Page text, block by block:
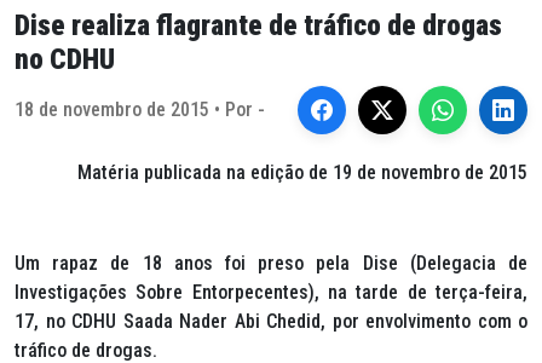
Dise realiza flagrante de tráfico de drogas
no CDHU
18 de novembro de 2015 • Por -
Matéria publicada na edição de 19 de novembro de 2015
Um rapaz de 18 anos foi preso pela Dise (Delegacia de
Investigações Sobre Entorpecentes), na tarde de terça-feira,
17, no CDHU Saada Nader Abi Chedid, por envolvimento com o
tráfico de drogas.